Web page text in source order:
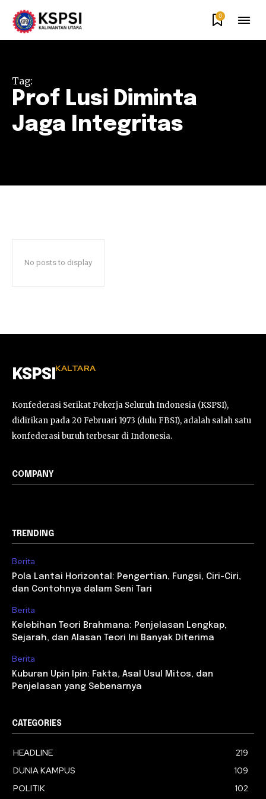
0
Tag:
Prof Lusi Diminta
Jaga Integritas
No posts to display
KSPSI KALTARA
Konfederasi Serikat Pekerja Seluruh Indonesia (KSPSI),
didirikan pada 20 Februari 1973 (dulu FBSI), adalah salah satu
konfederasi buruh terbesar di Indonesia.
COMPANY
TRENDING
Berita
Pola Lantai Horizontal: Pengertian, Fungsi, Ciri-Ciri,
dan Contohnya dalam Seni Tari
Berita
Kelebihan Teori Brahmana: Penjelasan Lengkap,
Sejarah, dan Alasan Teori Ini Banyak Diterima
Berita
Kuburan Upin Ipin: Fakta, Asal Usul Mitos, dan
Penjelasan yang Sebenarnya
CATEGORIES
HEADLINE
219
DUNIA KAMPUS
109
POLITIK
102